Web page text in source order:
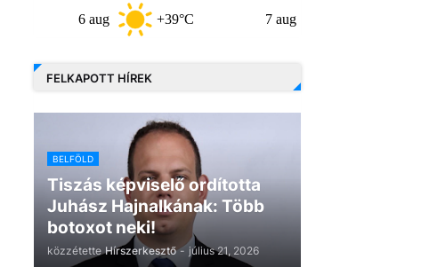
+39°C +32°C
FELKAPOTT HÍREK
BELFÖLD
Tiszás képviselő ordította
Juhász Hajnalkának: Több
botoxot neki!
közzétette Hírszerkesztő - július 21, 2026